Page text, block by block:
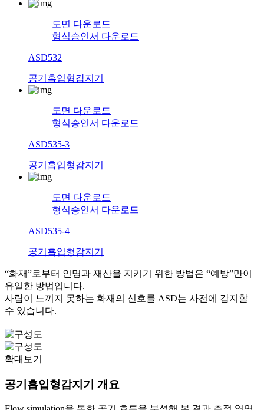
도면 다운로드
형식승인서 다운로드
ASD532
공기흡입형감지기
도면 다운로드
형식승인서 다운로드
ASD535-3
공기흡입형감지기
도면 다운로드
형식승인서 다운로드
ASD535-4
공기흡입형감지기
“화재”로부터 인명과 재산을 지키기 위한 방법은 “예방”만이
유일한 방법입니다.
사람이 느끼지 못하는 화재의 신호를 ASD는 사전에 감지할
수 있습니다.
확대보기
공기흡입형감지기 개요